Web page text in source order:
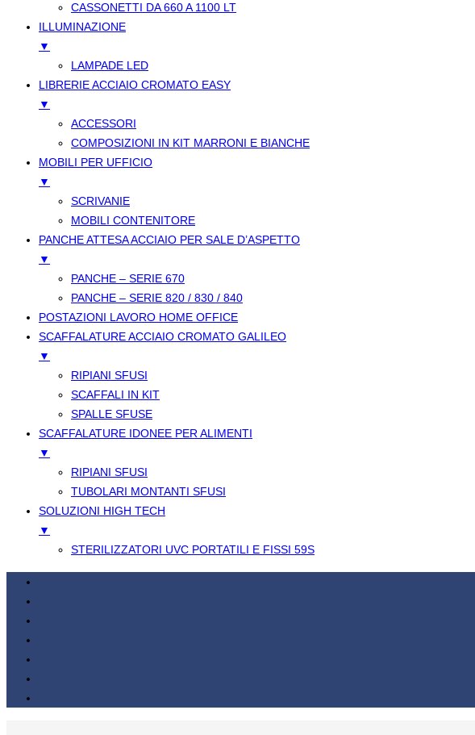
CASSONETTI DA 660 A 1100 LT
ILLUMINAZIONE
▼
LAMPADE LED
LIBRERIE ACCIAIO CROMATO EASY
▼
ACCESSORI
COMPOSIZIONI IN KIT MARRONI E BIANCHE
MOBILI PER UFFICIO
▼
SCRIVANIE
MOBILI CONTENITORE
PANCHE ATTESA ACCIAIO PER SALE D’ASPETTO
▼
PANCHE – SERIE 670
PANCHE – SERIE 820 / 830 / 840
POSTAZIONI LAVORO HOME OFFICE
SCAFFALATURE ACCIAIO CROMATO GALILEO
▼
RIPIANI SFUSI
SCAFFALI IN KIT
SPALLE SFUSE
SCAFFALATURE IDONEE PER ALIMENTI
▼
RIPIANI SFUSI
TUBOLARI MONTANTI SFUSI
SOLUZIONI HIGH TECH
▼
STERILIZZATORI UVC PORTATILI E FISSI 59S